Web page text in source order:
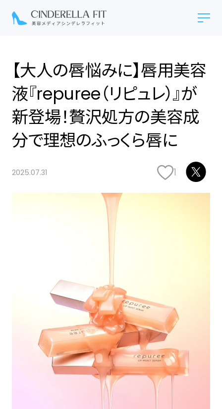
【大人の唇悩みに】唇用美容
液『repuree（リピュレ）』が
新登場！贅沢処方の美容成
分で理想のふっくら唇に
2025.07.31 1